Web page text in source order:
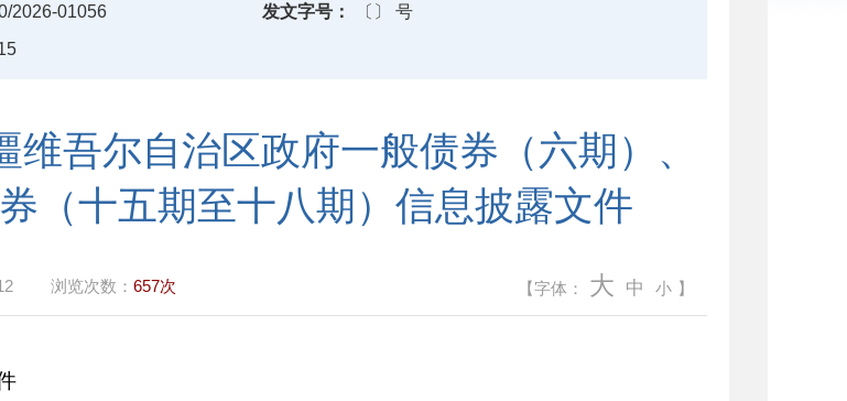
2026-01056 发文字号：
〔〕 号
维吾尔自治区政府一般债券（六期）、
（十五期至十八期）信息披露文件
浏览次数：657次 【字体： 大 中 小 】